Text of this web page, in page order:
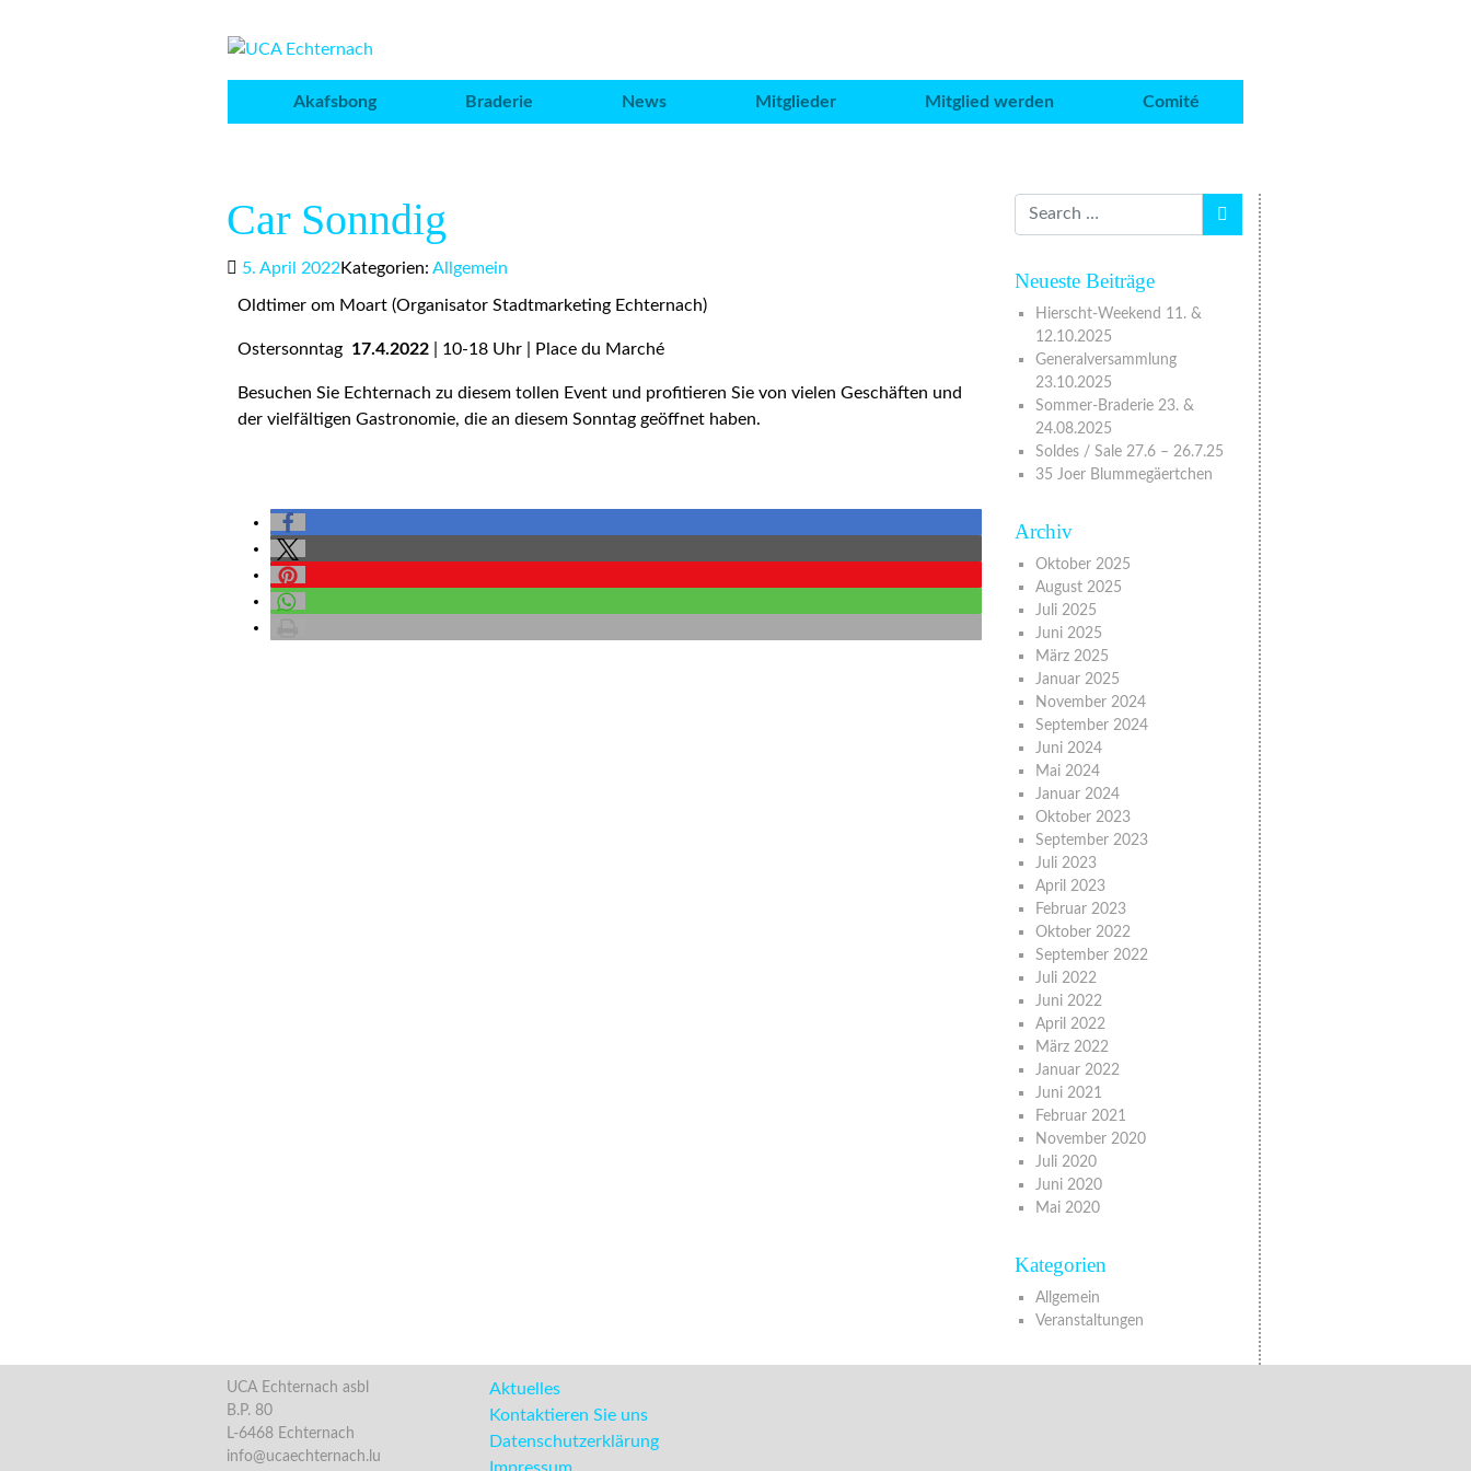
Akafsbong Braderie News Mitglieder Mitglied werden Comité
Car Sonndig
5. April 2022Kategorien: Allgemein
Oldtimer om Moart (Organisator Stadtmarketing Echternach)
Ostersonntag 17.4.2022 | 10-18 Uhr | Place du Marché
Besuchen Sie Echternach zu diesem tollen Event und profitieren Sie von vielen Geschäften und
der vielfältigen Gastronomie, die an diesem Sonntag geöffnet haben.
Neueste Beiträge
Hierscht-Weekend 11. &
12.10.2025
Generalversammlung
23.10.2025
Sommer-Braderie 23. &
24.08.2025
Soldes / Sale 27.6 – 26.7.25
35 Joer Blummegäertchen
Archiv
Oktober 2025
August 2025
Juli 2025
Juni 2025
März 2025
Januar 2025
November 2024
September 2024
Juni 2024
Mai 2024
Januar 2024
Oktober 2023
September 2023
Juli 2023
April 2023
Februar 2023
Oktober 2022
September 2022
Juli 2022
Juni 2022
April 2022
März 2022
Januar 2022
Juni 2021
Februar 2021
November 2020
Juli 2020
Juni 2020
Mai 2020
Kategorien
Allgemein
Veranstaltungen
UCA Echternach asbl
B.P. 80
L-6468 Echternach
info@ucaechternach.lu
Aktuelles
Kontaktieren Sie uns
Datenschutzerklärung